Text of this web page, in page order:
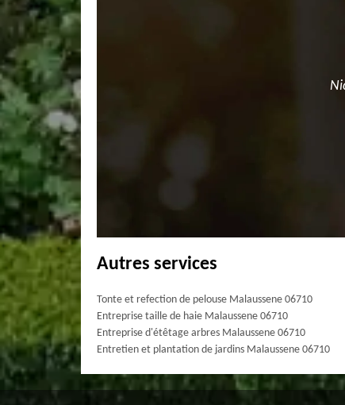
Autres services
Tonte et refection de pelouse Malaussene 06710
Entreprise taille de haie Malaussene 06710
Entreprise d'étêtage arbres Malaussene 06710
Entretien et plantation de jardins Malaussene 06710